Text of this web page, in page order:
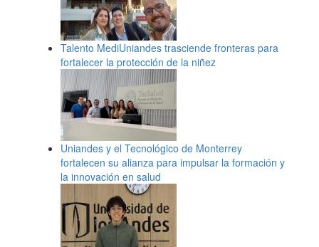
Talento MediUniandes trasciende fronteras para
fortalecer la protección de la niñez
Uniandes y el Tecnológico de Monterrey
fortalecen su alianza para impulsar la formación y
la innovación en salud